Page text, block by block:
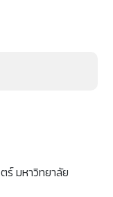
ร์ มหาวิทยาลัย